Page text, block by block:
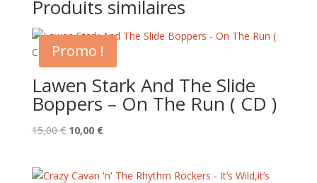
Produits similaires
Promo !
Lawen Stark And The Slide
Boppers – On The Run ( CD )
15,00€ Le
était :
10,00 €Le
est :